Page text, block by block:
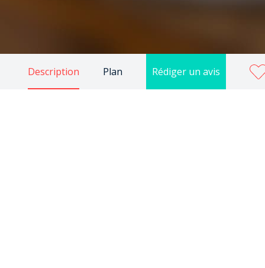
Description Plan Rédiger un avis